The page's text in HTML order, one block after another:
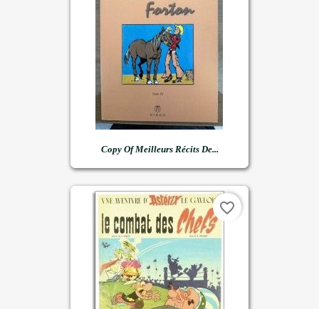
Copy Of Meilleurs Récits De...
favorite_border